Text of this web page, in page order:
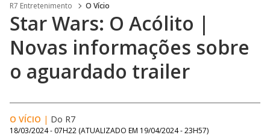
R7 Entretenimento O Vício
Star Wars: O Acólito |
Novas informações sobre
o aguardado trailer
O VÍCIO | Do R7
18/03/2024 - 07H22 (ATUALIZADO EM 19/04/2024 - 23H57)